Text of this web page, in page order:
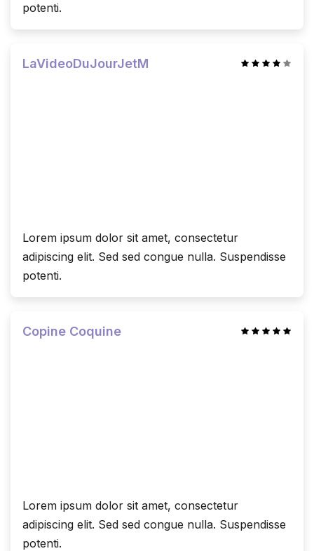
potenti.
LaVideoDuJourJetM
Lorem ipsum dolor sit amet, consectetur
adipiscing elit. Sed sed congue nulla. Suspendisse
potenti.
Copine Coquine
Lorem ipsum dolor sit amet, consectetur
adipiscing elit. Sed sed congue nulla. Suspendisse
potenti.